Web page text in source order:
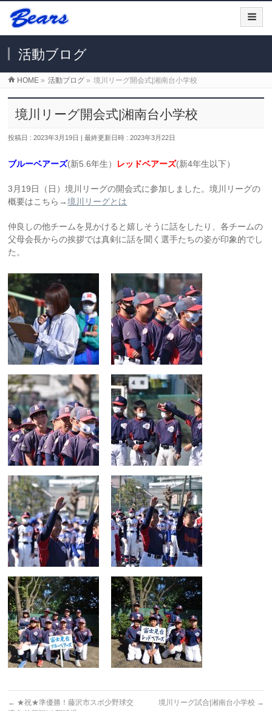
活動ブログ
HOME » 活動ブログ » 境川リーグ開会式|湘南台小学校
境川リーグ開会式|湘南台小学校
投稿日 : 2023年3月19日 最終更新日時 : 2023年3月22日
ブルーベアーズ(新5.6年生） レッドベアーズ(新4年生以下）
3月19日（日）境川リーグの開会式に参加しました。境川リーグの
概要はこちら→境川リーグとは
仲良しの他チームを見かけると嬉しそうに話をしたり、各チームの
父母会長からの挨拶では真剣に話を聞く選手たちの姿が印象的でし
た。
← ★祝★準優勝！藤沢市スポ少野球交
境川リーグ試合|湘南台小学校 →